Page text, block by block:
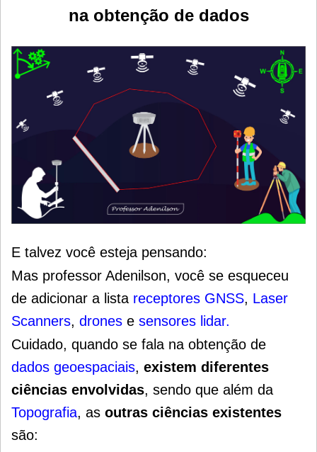
na obtenção de dados
E talvez você esteja pensando:
Mas professor Adenilson, você se esqueceu
de adicionar a lista receptores GNSS, Laser
Scanners, drones e sensores lidar.
Cuidado, quando se fala na obtenção de
dados geoespaciais, existem diferentes
ciências envolvidas, sendo que além da
Topografia, as outras ciências existentes
são: